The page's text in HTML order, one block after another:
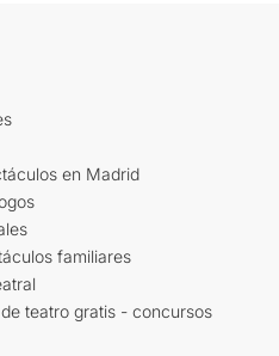
en Madrid
familiares
teatro gratis - concursos